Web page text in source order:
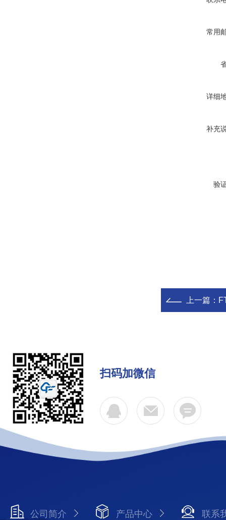
常用
详细
补充
验
上一篇：
扫码加微信
公司简介 产品中心 联系